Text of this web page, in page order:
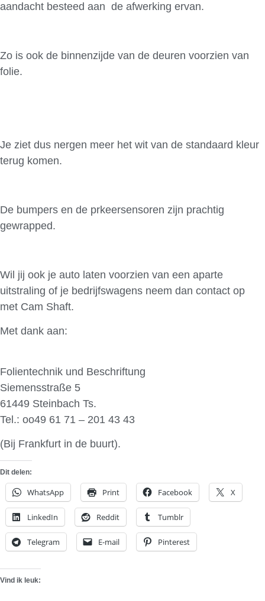
aandacht besteed aan de afwerking ervan.
Zo is ook de binnenzijde van de deuren voorzien van
folie.
Je ziet dus nergen meer het wit van de standaard kleur
terug komen.
De bumpers en de prkeersensoren zijn prachtig
gewrapped.
Wil jij ook je auto laten voorzien van een aparte
uitstraling of je bedrijfswagens neem dan contact op
met Cam Shaft.
Met dank aan:
Folientechnik und Beschriftung
Siemensstraße 5
61449 Steinbach Ts.
Tel.: oo49 61 71 – 201 43 43
(Bij Frankfurt in de buurt).
Dit delen:
WhatsApp Print Facebook X
LinkedIn Reddit Tumblr
Telegram E-mail Pinterest
Vind ik leuk: